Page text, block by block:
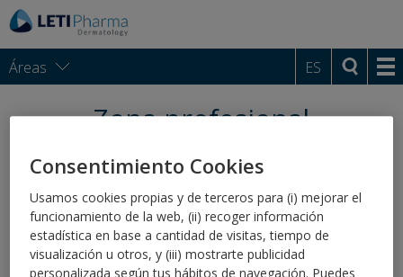
Áreas ES
Zona profesional
Como laboratorio experto en el cuidado de la
consejos y novedades.
¿Te unes?
Consentimiento Cookies
Usamos cookies propias y de terceros para (i) mejorar el
funcionamiento de la web, (ii) recoger información
estadística en base a cantidad de visitas, tiempo de
visualización u otros, y (iii) mostrarte publicidad
personalizada según tus hábitos de navegación. Puedes